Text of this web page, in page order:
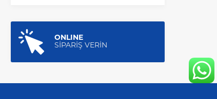
ONLINE
SİPARİŞ VERİN